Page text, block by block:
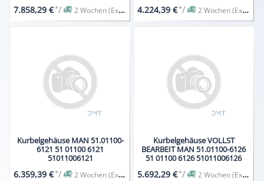
7.858,29 €*/ 2 Wochen (Expresslieferung auf Anfrage) 4.224,39 €*/ 2 Wochen (Expresslieferung auf Anfrage)
Kurbelgehäuse MAN 51.01100-
6121 51 01100 6121
51011006121
6.359,39 €*/ 2 Wochen (Expresslieferung auf Anfrage)
Kurbelgehäuse VOLLST
BEARBEIT MAN 51.01100-6126
51 01100 6126 51011006126
5.692,29 €*/ 2 Wochen (Expresslieferung auf Anfrage)